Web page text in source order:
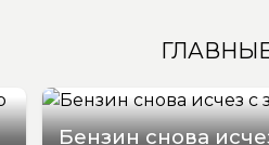
Бензин снова